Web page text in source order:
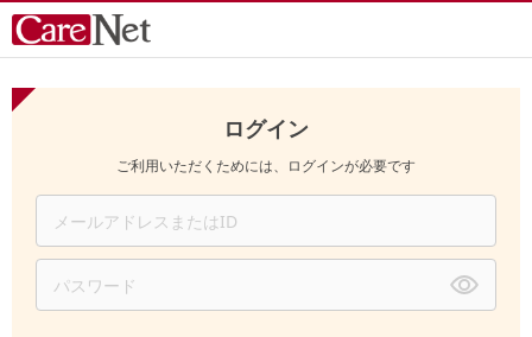
ログイン
ご利用いただくためには、ログインが必要です